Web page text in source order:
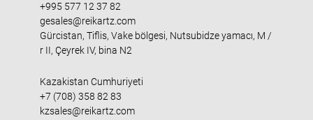
+995 577 12 37 82
gesales@reikartz.com
Gürcistan, Tiflis, Vake bölgesi, Nutsubidze yamacı, M /
r II, Çeyrek IV, bina N2
Kazakistan Cumhuriyeti
+7 (708) 358 82 83
kzsales@reikartz.com